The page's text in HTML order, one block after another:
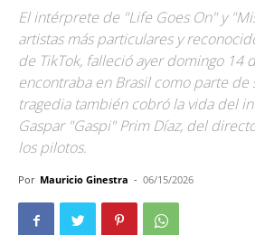
El intérprete de "Life Goes On" y
artistas más particulares y
de TikTok, falleció ayer domingo 14
encontraba en Brasil como parte de
tragedia también cobró la vida del
Gaspar "Gaspi" Prim Díaz, del
los pilotos.
Por Mauricio Ginestra - 06/15/2026